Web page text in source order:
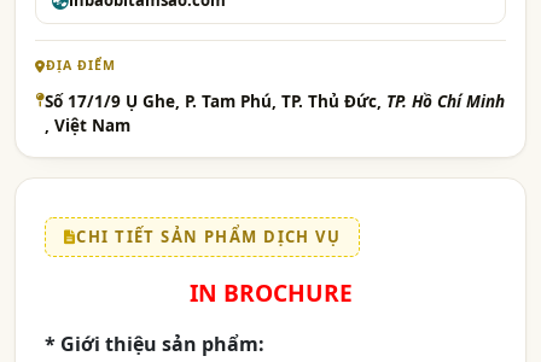
ĐỊA ĐIỂM
Số 17/1/9 Ụ Ghe, P. Tam Phú, TP. Thủ Đức, TP. Hồ Chí Minh
, Việt Nam
CHI TIẾT SẢN PHẨM DỊCH VỤ
IN BROCHURE
* Giới thiệu sản phẩm: